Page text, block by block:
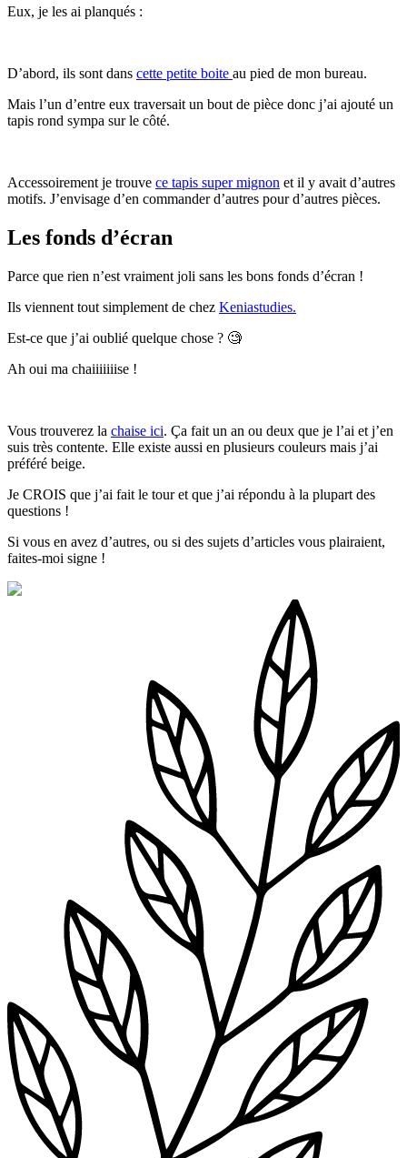
Eux, je les ai planqués :
D’abord, ils sont dans cette petite boite au pied de mon bureau.
Mais l’un d’entre eux traversait un bout de pièce donc j’ai ajouté un
tapis rond sympa sur le côté.
Accessoirement je trouve ce tapis super mignon et il y avait d’autres
motifs. J’envisage d’en commander d’autres pour d’autres pièces.
Les fonds d’écran
Parce que rien n’est vraiment joli sans les bons fonds d’écran !
Ils viennent tout simplement de chez Keniastudies.
Est-ce que j’ai oublié quelque chose ? 🧐
Ah oui ma chaiiiiiiise !
Vous trouverez la chaise ici. Ça fait un an ou deux que je l’ai et j’en
suis très contente. Elle existe aussi en plusieurs couleurs mais j’ai
préféré beige.
Je CROIS que j’ai fait le tour et que j’ai répondu à la plupart des
questions !
Si vous en avez d’autres, ou si des sujets d’articles vous plairaient,
faites-moi signe !